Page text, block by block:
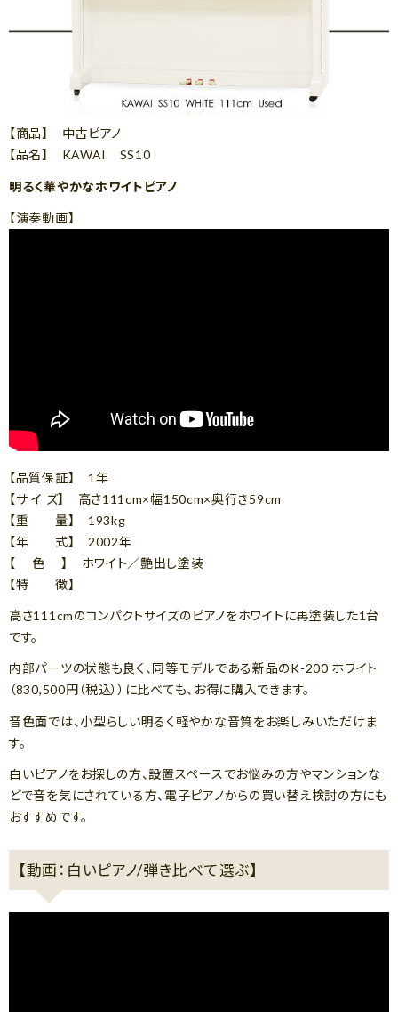
【商品】 中古ピアノ
【品名】 KAWAI SS10
明るく華やかなホワイトピアノ
【演奏動画】
【品質保証】 1年
【サ イ ズ】 高さ111cm×幅150cm×奥行き59cm
【重 量】 193kg
【年 式】 2002年
【 色 】 ホワイト／艶出し塗装
【特 徴】
高さ111cmのコンパクトサイズのピアノをホワイトに再塗装した1台
です。
内部パーツの状態も良く、同等モデルである新品のK-200 ホワイト
（830,500円（税込））に比べても、お得に購入できます。
音色面では、小型らしい明るく軽やかな音質をお楽しみいただけま
す。
白いピアノをお探しの方、設置スペースでお悩みの方やマンションな
どで音を気にされている方、電子ピアノからの買い替え検討の方にも
おすすめです。
【動画：白いピアノ/弾き比べて選ぶ】